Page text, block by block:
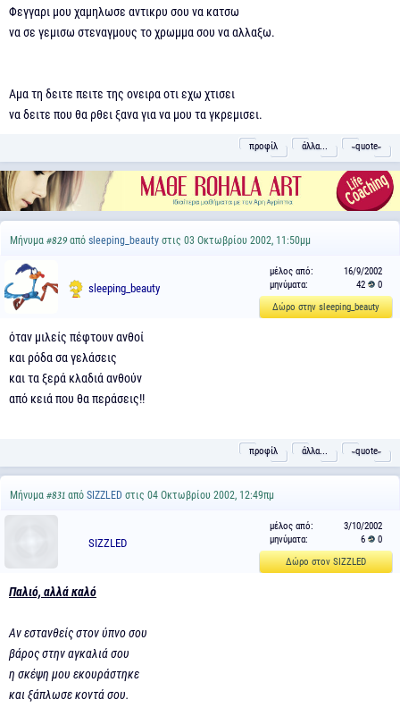
Φεγγαρι μου χαμηλωσε αντικρυ σου να κατσω
να σε γεμισω στεναγμους το χρωμμα σου να αλλαξω.
Αμα τη δειτε πειτε της ονειρα οτι εχω χτισει
να δειτε που θα ρθει ξανα για να μου τα γκρεμισει.
προφίλ άλλα... ˵quote˶
Μήνυμα #829από sleeping_beauty στις 03 Οκτωβρίου 2002, 11:50μμ
sleeping_beauty
μέλος από:
16/9/2002
μηνύματα:
42
0
Δώρο στην sleeping_beauty
όταν μιλείς πέφτουν ανθοί
και ρόδα σα γελάσεις
και τα ξερά κλαδιά ανθούν
από κειά που θα περάσεις!!
προφίλ άλλα... ˵quote˶
Μήνυμα #831 από SIZZLED στις 04 Οκτωβρίου 2002, 12:49πμ
SIZZLED
μέλος από:
3/10/2002
μηνύματα:
6
0
Δώρο στον SIZZLED
Παλιό, αλλά καλό
Αν εστανθείς στον ύπνο σου
βάρος στην αγκαλιά σου
η σκέψη μου εκουράστηκε
και ξάπλωσε κοντά σου.